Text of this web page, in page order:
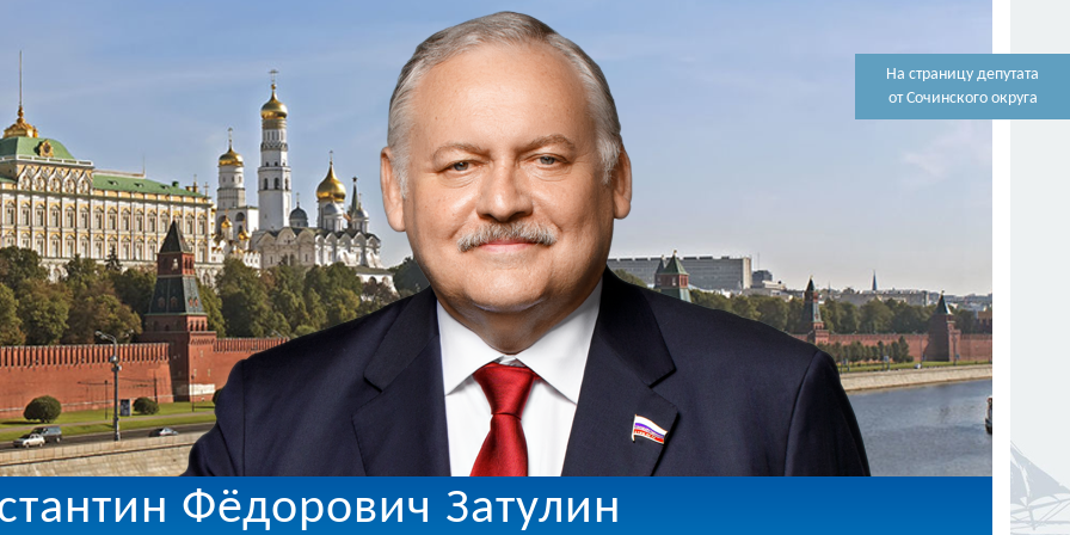
На страницу депутата
от Сочинского округа
Фёдорович Затулин